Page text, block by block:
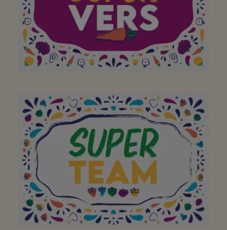
Aan mijn favoriete
buurtsuper waar ik
dagelijks verse
producten scoor om een
heerlijke maaltijd te
bereiden thuis! Bedankt!